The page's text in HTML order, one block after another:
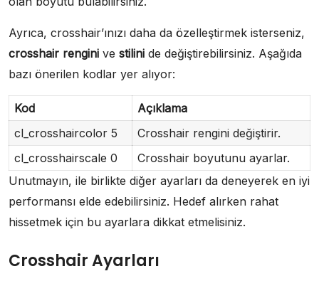
Ayrıca, crosshair’ınızı daha da özelleştirmek isterseniz,
crosshair rengini ve stilini de değiştirebilirsiniz. Aşağıda
bazı önerilen kodlar yer alıyor:
Kod
Açıklama
cl_crosshaircolor 5
Crosshair rengini değiştirir.
cl_crosshairscale 0
Crosshair boyutunu ayarlar.
Unutmayın, ile birlikte diğer ayarları da deneyerek en iyi
performansı elde edebilirsiniz. Hedef alırken rahat
hissetmek için bu ayarlara dikkat etmelisiniz.
Crosshair Ayarları